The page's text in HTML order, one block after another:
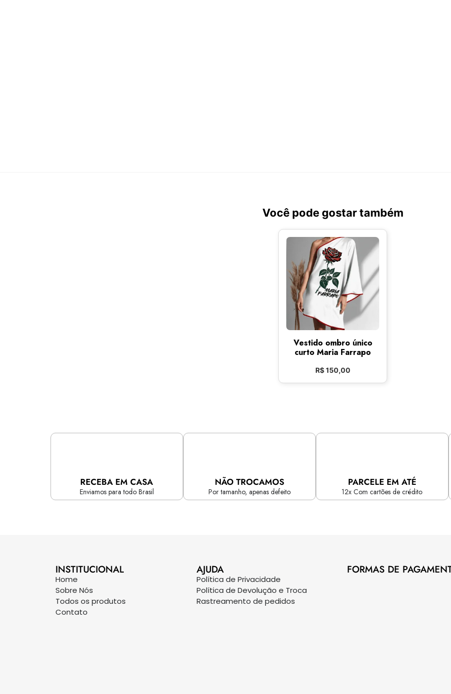
Você pode gostar também
Vestido ombro único
curto Maria Farrapo
R$150,00
RECEBA EM CASA
Enviamos para todo Brasil
NÃO TROCAMOS
Por tamanho, apenas defeito
PARCELE EM ATÉ
12x Com cartões de crédito
INSTITUCIONAL
Home
Sobre Nós
Todos os produtos
Contato
AJUDA
Política de Privacidade
Política de Devolução e Troca
Rastreamento de pedidos
FORMAS DE